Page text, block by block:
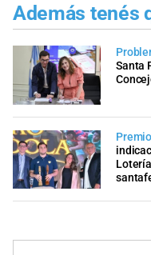
Además tenés
Santa